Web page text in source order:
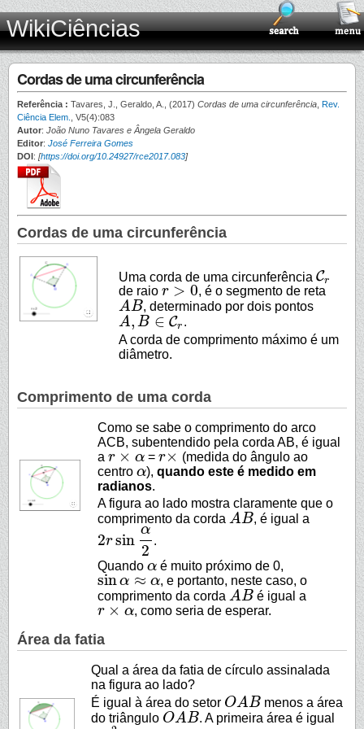
WikiCiências
Cordas de uma circunferência
Referência : Tavares, J., Geraldo, A., (2017) Cordas de uma circunferência Rev.
Ciência Elem.
, V5(4):083
Autor: João Nuno Tavares e Ângela Geraldo
Editor: José Ferreira Gomes
DOI: [https://doi.org/10.24927/rce2017.083]
Cordas de uma circunferência
Uma corda de uma circunferência Cr
Cr
de raio r > 0
r> 0 , é o segmento de reta
AB
AB , determinado por dois pontos
A, B ∈ Cr
A,B∈ Cr
.
A corda de comprimento máximo é um
diâmetro.
Comprimento de uma corda
Como se sabe o comprimento do arco
ACB, subentendido pela corda AB, é igual
a r × α
r× α =r×
r×
(medida do ângulo ao
centro α
α),quando este é medido em
radianos.
A figura ao lado mostra claramente que o
comprimento da corda AB
AB , é igual a
2rsin
α
2
2rsinα2
.
Quando α
α é muito próximo de 0,
sinα ≈ α
sinα≈ α
, e portanto, neste caso, o
comprimento da corda AB
AB é igual a
r × α
r× α , como seria de esperar.
Área da fatia
Qual a área da fatia de círculo assinalada
na figura ao lado?
É igual à área do setor OAB
OAB
menos a área
do triângulo OAB
OAB . A primeira área é igual